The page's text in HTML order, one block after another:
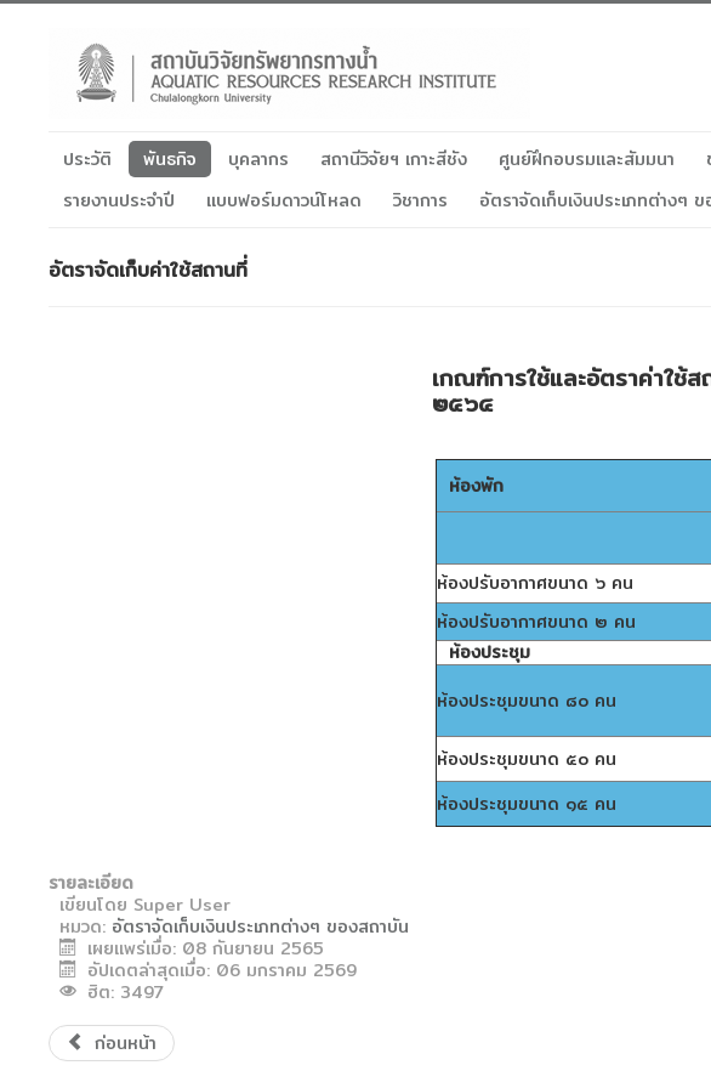
ประวัติ พันธกิจ บุคลากร สถานีวิจัยฯ เกาะสีชัง ศูนย์ฝึกอบรมและสัมมนา
รายงานประจำปี
แบบฟอร์มดาวน์โหลด วิชาการ อัตราจัดเก็บเงินประเภทต่างๆ
อัตราจัดเก็บค่าใช้สถานที่
เกณฑ์การใช้และอัตราค่าใช้
๒๕๖๔
ห้องพัก
ห้องปรับอากาศขนาด ๖ คน
ห้องปรับอากาศขนาด ๒ คน
ห้องประชุม
ห้องประชุมขนาด ๘๐ คน
ห้องประชุมขนาด ๕๐ คน
ห้องประชุมขนาด ๑๕ คน
รายละเอียด
เขียนโดย Super User
หมวด: อัตราจัดเก็บเงินประเภทต่างๆ ของสถาบัน
เผยแพร่เมื่อ: 08 กันยายน 2565
อัปเดตล่าสุดเมื่อ: 06 มกราคม 2569
ฮิต: 3497
ก่อนหน้า